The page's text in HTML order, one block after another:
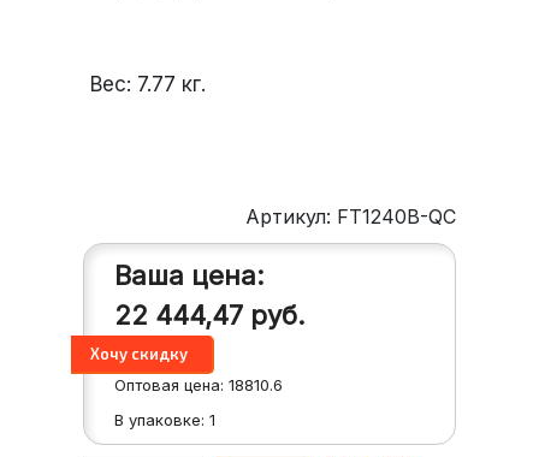
Вес: 7.77 кг.
Артикул: FT1240B-QC
Ваша цена:
22 444,47 руб.
Оптовая цена: 18810.6
В упаковке: 1